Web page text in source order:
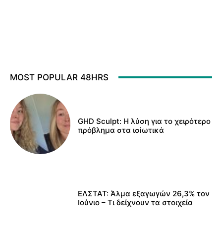
MOST POPULAR 48HRS
GHD Sculpt: Η λύση για το χειρότερο
πρόβλημα στα ισiωτικά
ΕΛΣΤΑΤ: Άλμα εξαγωγών 26,3% τον
Ιούνιο – Τι δείχνουν τα στοιχεία